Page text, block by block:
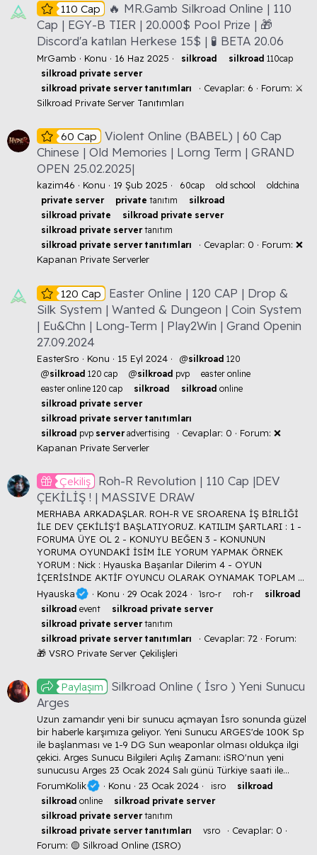
110 Cap
🔥 MR.Gamb Silkroad Online | 110
Cap | EGY-B TIER | 20.000$ Pool Prize | 🎁
Discord'a katılan Herkese 15$ | 🧪 BETA 20.06
MrGamb Konu 16 Haz 2025 silkroad silkroad 110cap
silkroad private server
silkroad private server tanıtımları Cevaplar: 6 Forum: ⚔️
Silkroad Private Server Tanıtımları
60 Cap
Violent Online (BABEL) | 60 Cap
Chinese | Old Memories | Lorng Term | GRAND
OPEN 25.02.2025|
kazim46 Konu 19 Şub 2025 60cap old school
oldchina
private server private tanıtım
silkroad
silkroad private silkroad private server
silkroad private servertanıtım
silkroad private server tanıtımları Cevaplar: 0 Forum: ❌
Kapanan Private Serverler
120 Cap
Easter Online | 120 CAP | Drop &
Silk System | Wanted & Dungeon | Coin System
| Eu&Chn | Long-Term | Play2Win | Grand Openin
27.09.2024
EasterSro Konu 15 Eyl 2024 @silkroad 120
@silkroad 120 cap @silkroad pvp
easter online
easter online 120 cap
silkroad silkroad online
silkroad private server
silkroad private server tanıtımları
silkroad pvp serveradvertising Cevaplar: 0 Forum: ❌
Kapanan Private Serverler
Çekiliş
Roh-R Revolution | 110 Cap |DEV
ÇEKİLİŞ ! | MASSIVE DRAW
MERHABA ARKADAŞLAR. ROH-R VE SROARENA İŞ BİRLİĞİ
İLE DEV ÇEKİLİŞ'İ BAŞLATIYORUZ. KATILIM ŞARTLARI : 1 -
FORUMA ÜYE OL 2 - KONUYU BEĞEN 3 - KONUNUN
YORUMA OYUNDAKİ İSİM İLE YORUM YAPMAK ÖRNEK
YORUM : Nick : Hyauska Başarılar Dilerim 4 - OYUN
İÇERİSİNDE AKTİF OYUNCU OLARAK OYNAMAK TOPLAM ...
Hyauska
Konu 29 Ocak 2024 i̇sro-r roh-r
silkroad
silkroad event silkroad private server
silkroad private servertanıtım
silkroad private server tanıtımları Cevaplar: 72
Forum:
🎁 VSRO Private Server Çekilişleri
Paylaşım
Silkroad Online ( İsro ) Yeni Sunucu
Arges
Uzun zamandır yeni bir sunucu açmayan İsro sonunda güzel
bir haberle karşımıza geliyor. Yeni Sunucu ARGES'de 100K Sp
ile başlanması ve 1-9 DG Sun weaponlar olması oldukça ilgi
çekici. Arges Sunucu Bilgileri Açılış Zamanı: iSRO'nun yeni
sunucusu Arges 23 Ocak 2024 Salı günü Türkiye saati ile...
ForumKolik
Konu 23 Ocak 2024 isro
silkroad
silkroad online silkroad private server
silkroad private servertanıtım
silkroad private server tanıtımları vsro
Cevaplar: 0
Forum: 🟡 Silkroad Online (ISRO)